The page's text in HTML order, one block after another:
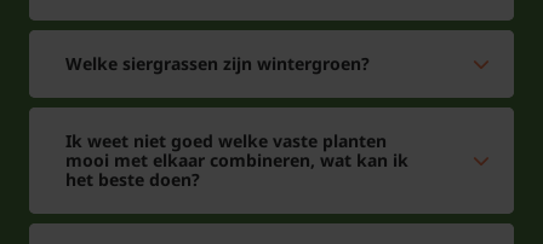
Welke siergrassen zijn wintergroen?
Ik weet niet goed welke vaste planten
mooi met elkaar combineren, wat kan ik
het beste doen?